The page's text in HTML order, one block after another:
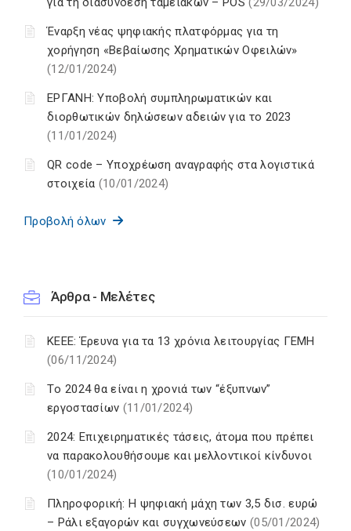
Έναρξη νέας ψηφιακής πλατφόρμας για τη
χορήγηση «Βεβαίωσης Χρηματικών Οφειλών»
(12/01/2024)
ΕΡΓΑΝΗ: Υποβολή συμπληρωματικών και
διορθωτικών δηλώσεων αδειών για το 2023
(11/01/2024)
QR code – Υποχρέωση αναγραφής στα λογιστικά
στοιχεία (10/01/2024)
Προβολή όλων
Άρθρα - Μελέτες
ΚΕΕΕ: Έρευνα για τα 13 χρόνια λειτουργίας ΓΕΜΗ
(06/11/2024)
Τo 2024 θα είναι η χρονιά των “έξυπνων”
εργοστασίων (11/01/2024)
2024: Επιχειρηματικές τάσεις, άτομα που πρέπει
να παρακολουθήσουμε και μελλοντικοί κίνδυνοι
(10/01/2024)
Πληροφορική: Η ψηφιακή μάχη των 3,5 δισ. ευρώ
– Ράλι εξαγορών και συγχωνεύσεων (05/01/2024)